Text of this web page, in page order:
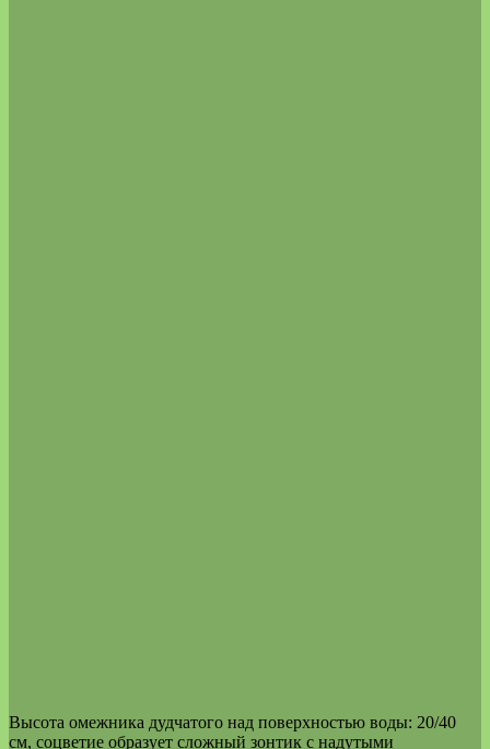
Высота омежника дудчатого над поверхностью воды: 20/40
см, соцветие образует сложный зонтик с надутыми